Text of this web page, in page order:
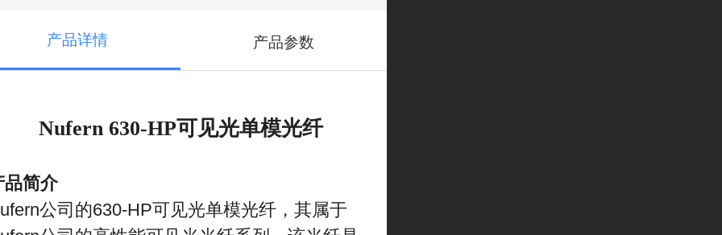
产品详情 产品参数
Nufern 630-HP可见光单模光纤
品简介
公司的630-HP可见光单模光纤，其属于